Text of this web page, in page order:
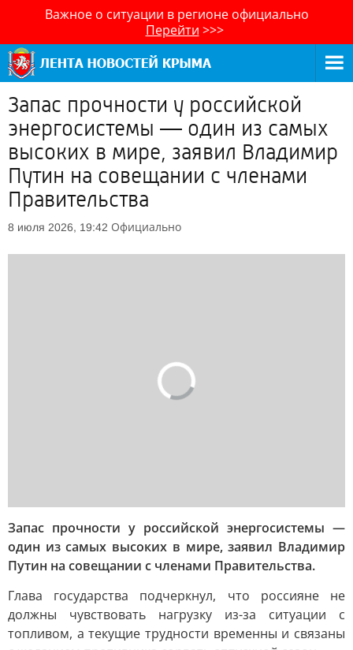
Важное о ситуации в регионе официально
Перейти >>>
Запас прочности у российской
энергосистемы — один из самых
высоких в мире, заявил Владимир
Путин на совещании с членами
Правительства
8 июля 2026, 19:42 Официально
Запас прочности у российской энергосистемы —
один из самых высоких в мире, заявил Владимир
Путин на совещании с членами Правительства.
Глава государства подчеркнул, что россияне не
должны чувствовать нагрузку из-за ситуации с
топливом, а текущие трудности временны и связаны